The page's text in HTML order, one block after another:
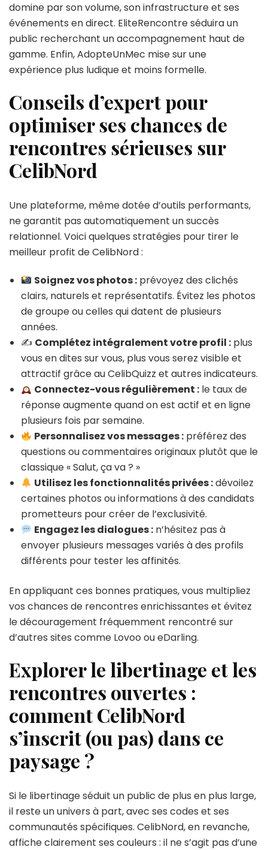
domine par son volume, son infrastructure et ses
événements en direct. EliteRencontre séduira un
public recherchant un accompagnement haut de
gamme. Enfin, AdopteUnMec mise sur une
expérience plus ludique et moins formelle.
Conseils d’expert pour
optimiser ses chances de
rencontres sérieuses sur
CelibNord
Une plateforme, même dotée d’outils performants,
ne garantit pas automatiquement un succès
relationnel. Voici quelques stratégies pour tirer le
meilleur profit de CelibNord :
Soignez vos photos : prévoyez des clichés
clairs, naturels et représentatifs. Évitez les photos
de groupe ou celles qui datent de plusieurs
années.
✍️ Complétez intégralement votre profil : plus
vous en dites sur vous, plus vous serez visible et
attractif grâce au CelibQuizz et autres indicateurs.
Connectez-vous régulièrement : le taux de
réponse augmente quand on est actif et en ligne
plusieurs fois par semaine.
Personnalisez vos messages : préférez des
questions ou commentaires originaux plutôt que le
classique « Salut, ça va ? »
Utilisez les fonctionnalités privées :dévoilez
certaines photos ou informations à des candidats
prometteurs pour créer de l’exclusivité.
Engagez les dialogues : n’hésitez pas à
envoyer plusieurs messages variés à des profils
différents pour tester les affinités.
En appliquant ces bonnes pratiques, vous multipliez
vos chances de rencontres enrichissantes et évitez
le découragement fréquemment rencontré sur
d’autres sites comme Lovoo ou eDarling.
Explorer le libertinage et les
rencontres ouvertes :
comment CelibNord
s’inscrit (ou pas) dans ce
paysage ?
Si le libertinage séduit un public de plus en plus large,
il reste un univers à part, avec ses codes et ses
communautés spécifiques. CelibNord, en revanche,
affiche clairement ses couleurs : il ne s’agit pas d’une